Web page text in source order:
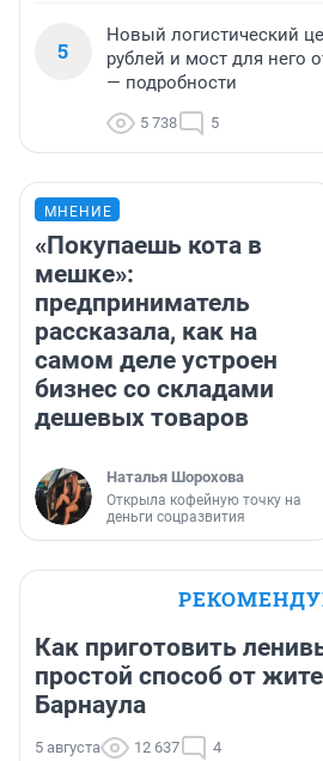
5
Новый логистический
рублей и мост для него
— подробности
5 738 5
МНЕНИЕ
«Покупаешь кота в
мешке»:
предприниматель
рассказала, как на
самом деле устроен
бизнес со складами
дешевых товаров
Наталья Шорохова
Открыла кофейную точку на
деньги соцразвития
Как приготовить
простой способ от
Барнаула
5 августа 12 637 4